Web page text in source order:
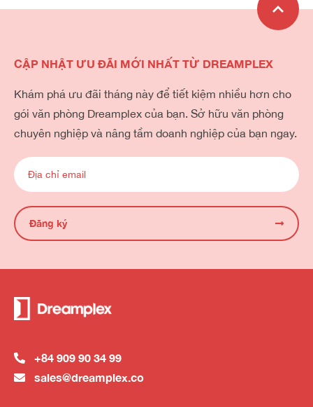
CẬP NHẬT ƯU ĐÃI MỚI NHẤT TỪ DREAMPLEX
Khám phá ưu đãi tháng này để tiết kiệm nhiều hơn cho
gói văn phòng Dreamplex của bạn. Sở hữu văn phòng
chuyên nghiệp và nâng tầm doanh nghiệp của bạn ngay.
Đăng ký
+84 909 90 34 99
sales@dreamplex.co